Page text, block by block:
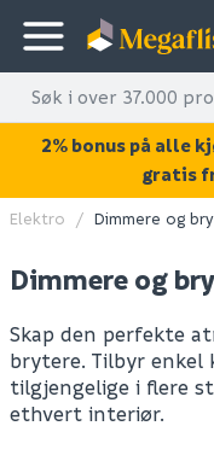
Elektro Dimmere og
Dimmere og
Skap den perfekte
brytere. Tilbyr
tilgjengelige i flere
ethvert interiør.
2% bonus på alle
gratis